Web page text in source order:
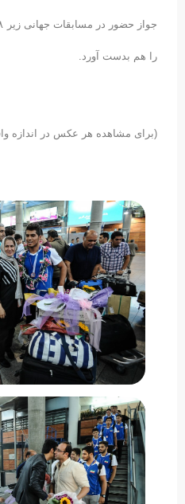
را هم بدست آورد.
(برای مشاهده هر عکس در اندازه